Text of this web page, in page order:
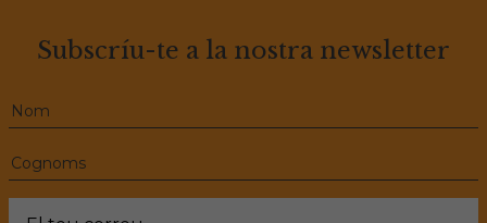
Subscríu-te a la nostra newsletter